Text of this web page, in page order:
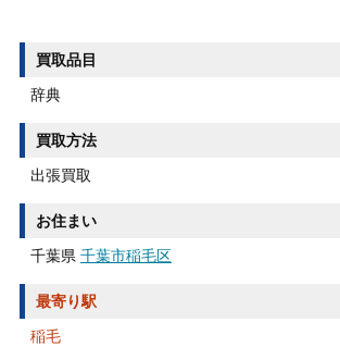
買取品目
辞典
買取方法
出張買取
お住まい
千葉県 千葉市稲毛区
最寄り駅
稲毛